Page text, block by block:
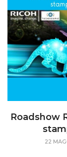
Roadshow
22